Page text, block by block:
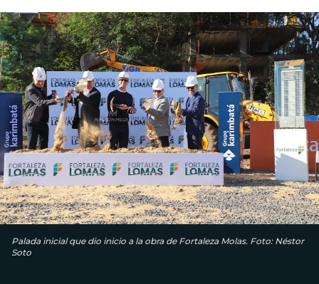
Palada inicial que dio inicio a la obra de Fortaleza Molas. Foto: Néstor
Soto